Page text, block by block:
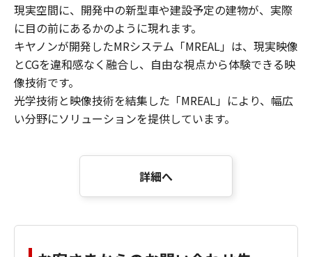
現実空間に、開発中の新型車や建設予定の建物が、実際
に目の前にあるかのように現れます。
キヤノンが開発したMRシステム「MREAL」は、現実映像
とCGを違和感なく融合し、自由な視点から体験できる映
像技術です。
光学技術と映像技術を結集した「MREAL」により、幅広
い分野にソリューションを提供しています。
詳細へ